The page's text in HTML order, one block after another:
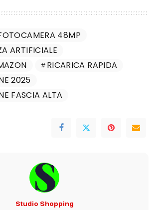
48MP
ARTIFICIALE
RICARICA RAPIDA
2025
FASCIA ALTA
Studio Shopping